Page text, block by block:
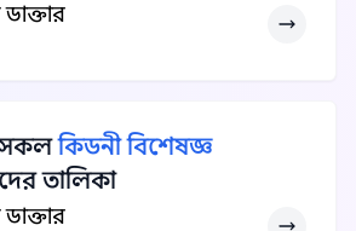
সকলকিডনী বিশেষজ্ঞ
তালিকা